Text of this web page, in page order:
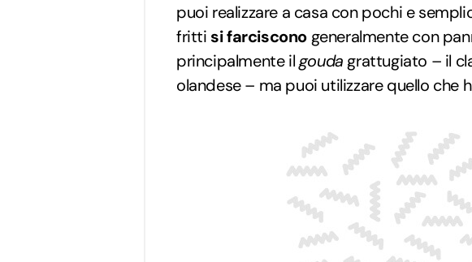
puoi realizzare a casa con pochi e
fritti si farciscono generalmente con
principalmente ilgouda grattugiato – il
olandese – ma puoi utilizzare quello che